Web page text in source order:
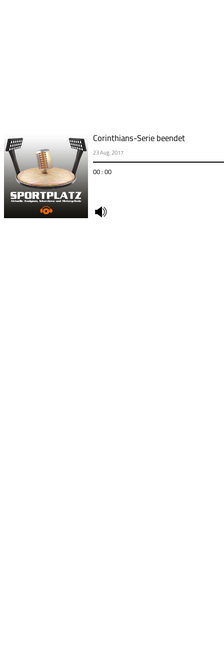
Corinthians-Serie beendet
23 Aug. 2017
00 : 00